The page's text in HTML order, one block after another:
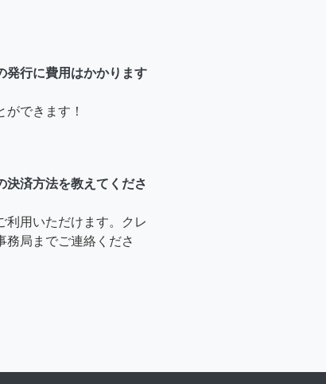
発行に費用はかかります
できます！
決済方法を教えてくださ
利用いただけます。クレ
務局までご連絡くださ